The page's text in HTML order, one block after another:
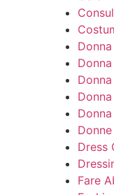
Dress
Fare